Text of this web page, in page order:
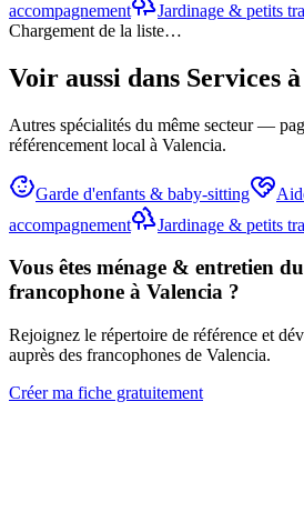
accompagnement
Jardinage & petits
Chargement de la liste…
Voir aussi dans Services
Autres spécialités du même secteur —
référencement local à Valencia.
Garde d'enfants & baby-sitting
accompagnement
Jardinage & petits
Vous êtes ménage & entretien
francophone à Valencia ?
Rejoignez le répertoire de référence et
auprès des francophones de Valencia.
Créer ma fiche gratuitement